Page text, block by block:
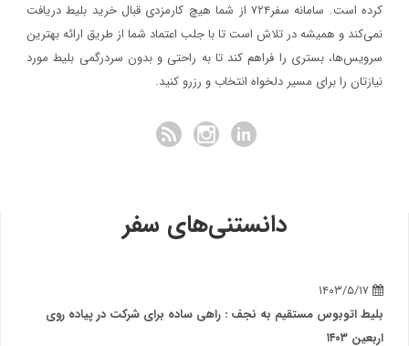
کرده است. سامانه سفر۷۲۴ از شما هیچ کارمزدی قبال خرید بلیط دریافت
نمی‌کند و همیشه در تلاش است تا با جلب اعتماد شما از طریق ارائه بهترین
سرویس‌ها، بستری را فراهم کند تا به راحتی و بدون سردرگمی بلیط مورد
نیازتان را برای مسیر دلخواه انتخاب و رزرو کنید.
دانستنی‌های سفر
شرکت در پیاده روی